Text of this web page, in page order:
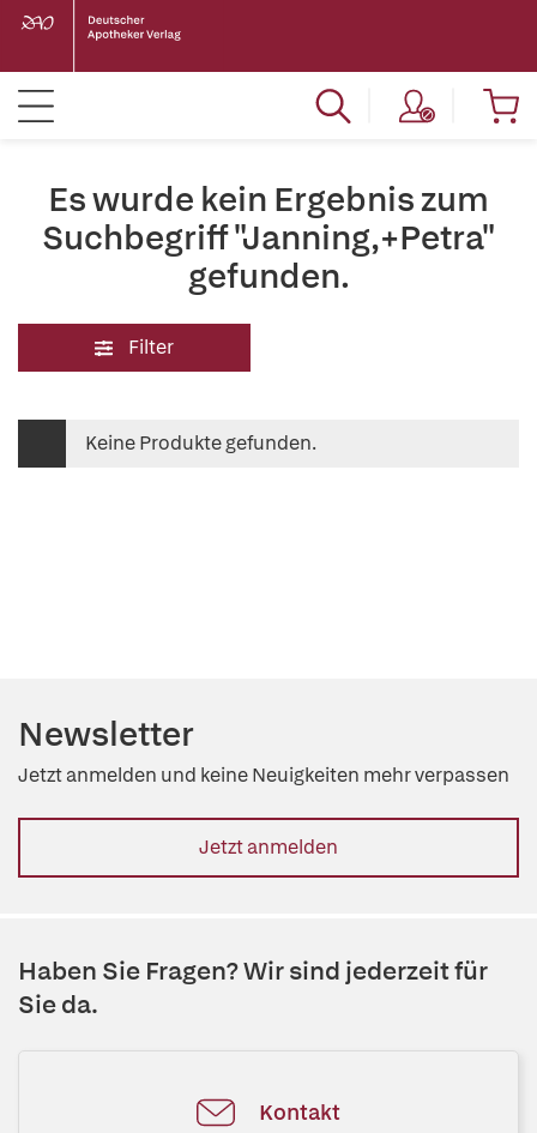
Es wurde kein Ergebnis zum
Suchbegriff "Janning,+Petra"
gefunden.
Filter
Keine Produkte gefunden.
Newsletter
Jetzt anmelden und keine Neuigkeiten mehr verpassen
Jetzt anmelden
Haben Sie Fragen? Wir sind jederzeit für
Sie da.
Kontakt